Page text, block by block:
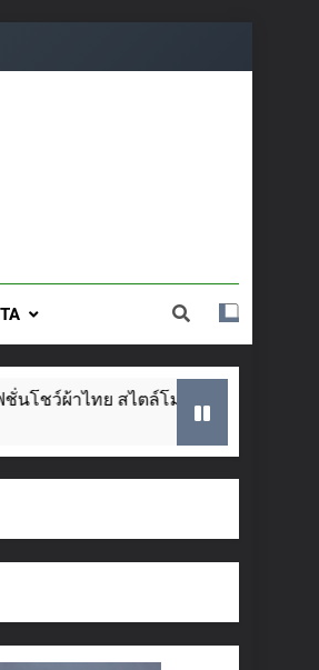
ไตล์โมเดิร์น วันที่ ๕ ส.ค. นี้